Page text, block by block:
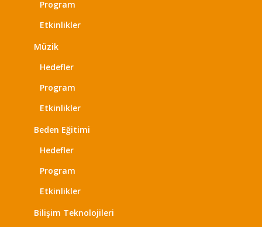
Program
Etkinlikler
Müzik
Hedefler
Program
Etkinlikler
Beden Eğitimi
Hedefler
Program
Etkinlikler
Bilişim Teknolojileri